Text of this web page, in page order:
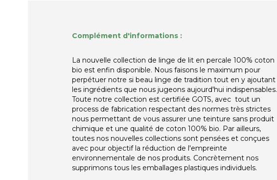
Complément d'informations :
La nouvelle collection de linge de lit en percale 100% coton
bio est enfin disponible. Nous faisons le maximum pour
perpétuer notre si beau linge de tradition tout en y ajoutant
les ingrédients que nous jugeons aujourd'hui indispensables.
Toute notre collection est certifiée GOTS, avec tout un
process de fabrication respectant des normes très strictes
nous permettant de vous assurer une teinture sans produit
chimique et une qualité de coton 100% bio. Par ailleurs,
toutes nos nouvelles collections sont pensées et conçues
avec pour objectif la réduction de l'empreinte
environnementale de nos produits. Concrètement nos
supprimons tous les emballages plastiques individuels.